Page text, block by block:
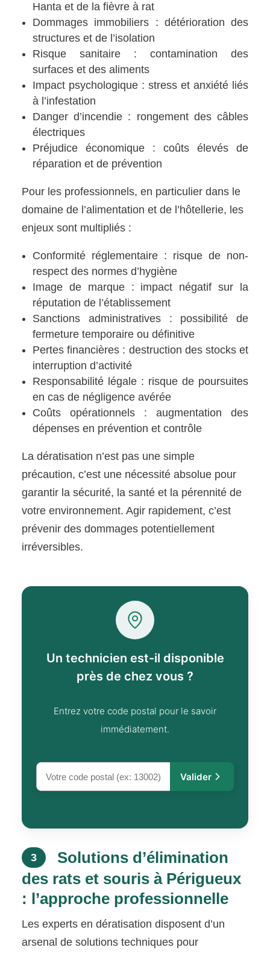
Hanta et de la fièvre à rat
Dommages immobiliers : détérioration des
structures et de l’isolation
Risque sanitaire : contamination des
surfaces et des aliments
Impact psychologique : stress et anxiété liés
à l’infestation
Danger d’incendie : rongement des câbles
électriques
Préjudice économique : coûts élevés de
réparation et de prévention
Pour les professionnels, en particulier dans le
domaine de l’alimentation et de l’hôtellerie, les
enjeux sont multipliés :
Conformité réglementaire : risque de non-
respect des normes d’hygiène
Image de marque : impact négatif sur la
réputation de l’établissement
Sanctions administratives : possibilité de
fermeture temporaire ou définitive
Pertes financières : destruction des stocks et
interruption d’activité
Responsabilité légale : risque de poursuites
en cas de négligence avérée
Coûts opérationnels : augmentation des
dépenses en prévention et contrôle
La dératisation n’est pas une simple
précaution, c’est une nécessité absolue pour
garantir la sécurité, la santé et la pérennité de
votre environnement. Agir rapidement, c’est
prévenir des dommages potentiellement
irréversibles.
Un technicien est-il disponible
près de chez vous ?
Entrez votre code postal pour le savoir
immédiatement.
Valider
3
Solutions d’élimination
des rats et souris à Périgueux
: l’approche professionnelle
Les experts en dératisation disposent d’un
arsenal de solutions techniques pour